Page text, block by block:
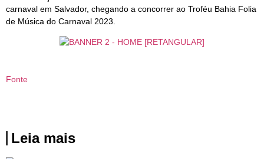
carnaval em Salvador, chegando a concorrer ao Troféu Bahia Folia
de Música do Carnaval 2023.
Fonte
Leia mais